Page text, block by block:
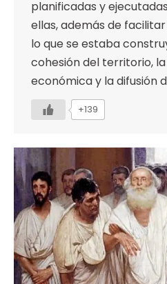
planificadas y
ellas, además de
lo que se estaba
cohesión del territorio,
económica y la difusión
+139